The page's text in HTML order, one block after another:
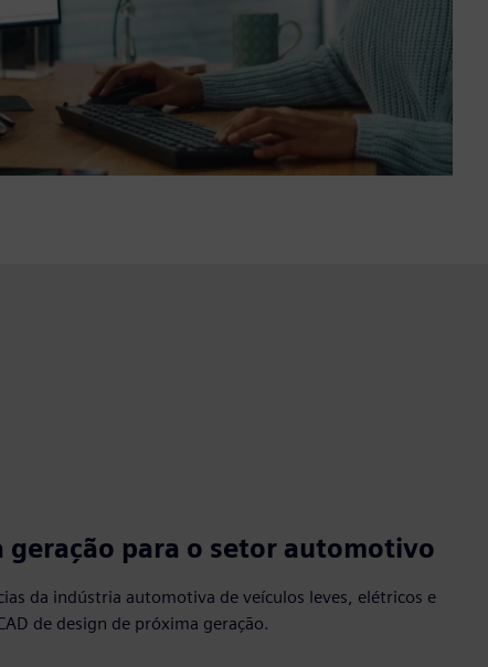
geração para o setor automotivo
da indústria automotiva de veículos leves, elétricos e
de design de próxima geração.